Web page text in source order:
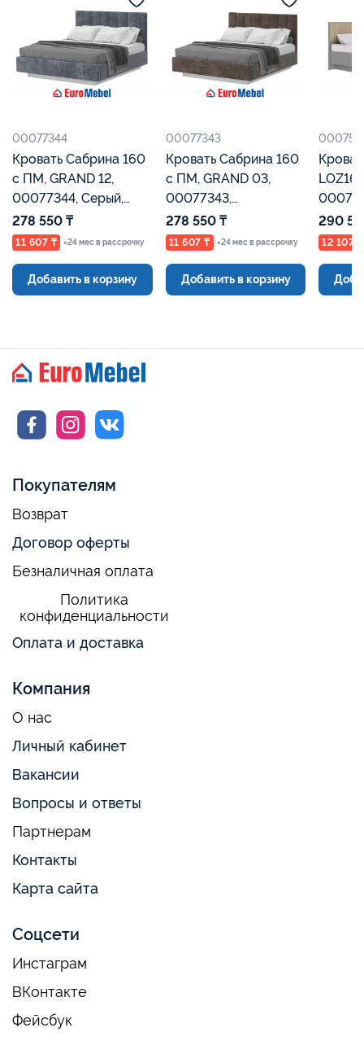
00077344
Кровать Сабрина 160
с ПМ, GRAND 12,
00077344, Серый,
Евромебель
278 550 ₸
11 607 ₸ ×24 мес в рассрочку
Добавить в корзину
00077343
Кровать Сабрина 160
с ПМ, GRAND 03,
00077343,
Коричневый,
Евромебель
278 550 ₸
11 607 ₸ ×24 мес в рассрочку
Добавить в корзину
290
12 107 ₸
Покупателям
Возврат
Договор оферты
Безналичная оплата
Политика
конфиденциальности
Оплата и доставка
Компания
О нас
Личный кабинет
Вакансии
Вопросы и ответы
Партнерам
Контакты
Карта сайта
Соцсети
Инстаграм
ВКонтакте
Фейсбук